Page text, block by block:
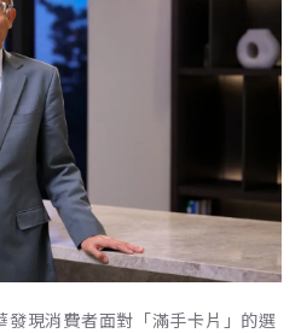
發現消費者面對「滿手卡片」的選